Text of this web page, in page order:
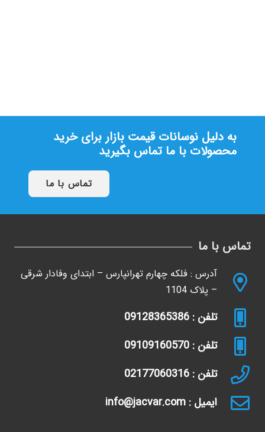
به دلیل نوسانات قیمت بازار برای خرید
محصولات با ما تماس بگیرید
تماس با ما
تماس با ما
آدرس : فلکه چهارم تهرانپارس – ابتدای وفادار شرقی
– پلاک 1104
تلفن : 09128365386
تلفن : 09109160570
تلفن : 02177060316
ایمیل : info@jacvar.com